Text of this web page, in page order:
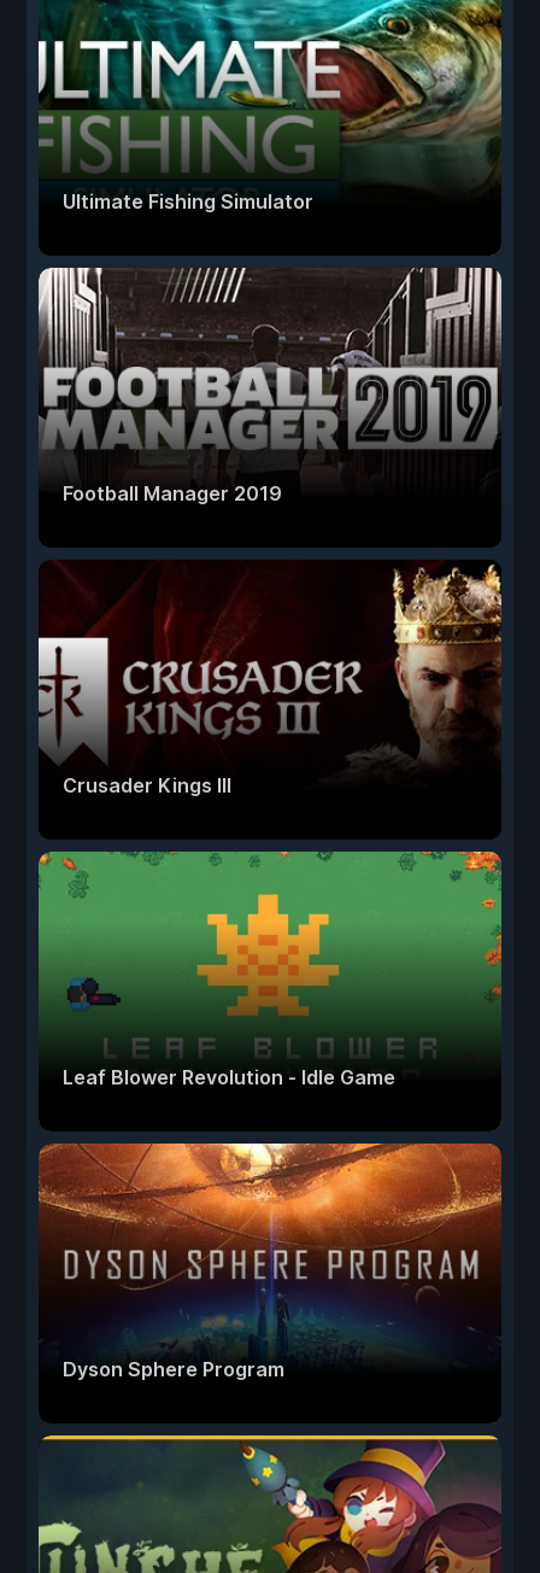
Ultimate Fishing Simulator
Football Manager 2019
Crusader Kings III
Leaf Blower Revolution - Idle Game
Dyson Sphere Program